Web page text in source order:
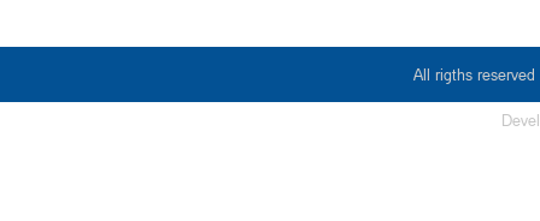
All rigths